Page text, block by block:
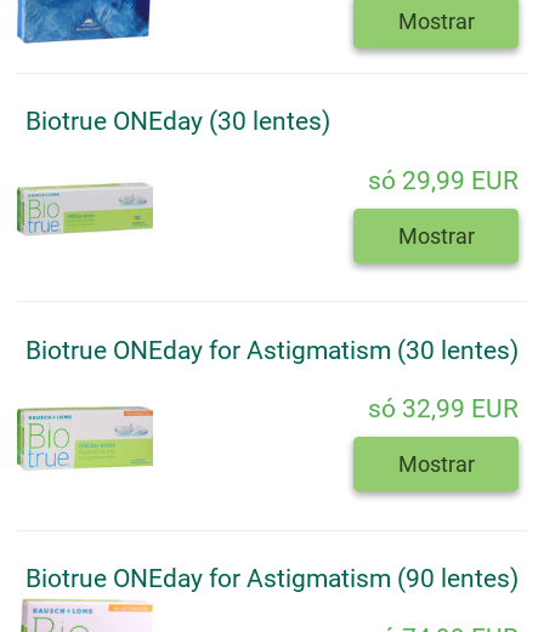
Mostrar
Biotrue ONEday (30 lentes)
só 29,99 EUR
Mostrar
Biotrue ONEday for Astigmatism (30 lentes)
só 32,99 EUR
Mostrar
Biotrue ONEday for Astigmatism (90 lentes)